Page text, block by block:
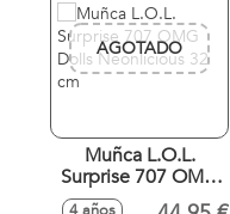
AGOTADO
Muñca L.O.L.
Surprise 707 OMG
Dolls Neonlicious